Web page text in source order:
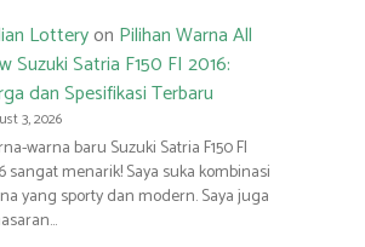
Lotteryon Pilihan Warna All
Suzuki Satria F150 FI 2016:
dan Spesifikasi Terbaru
3, 2026
warna baru Suzuki Satria F150 FI
sangat menarik! Saya suka kombinasi
yang sporty dan modern. Saya juga